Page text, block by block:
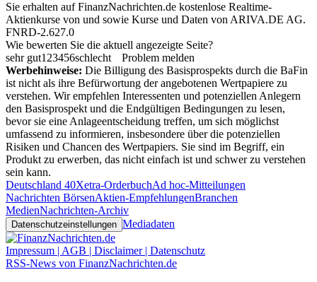
Sie erhalten auf FinanzNachrichten.de kostenlose Realtime-
Aktienkurse von und sowie Kurse und Daten von ARIVA.DE AG.
FNRD-2.627.0
Wie bewerten Sie die aktuell angezeigte Seite?
sehr gut1 23456schlecht
Problem melden
Werbehinweise: Die Billigung des Basisprospekts durch die BaFin
ist nicht als ihre Befürwortung der angebotenen Wertpapiere zu
verstehen. Wir empfehlen Interessenten und potenziellen Anlegern
den Basisprospekt und die Endgültigen Bedingungen zu lesen,
bevor sie eine Anlageentscheidung treffen, um sich möglichst
umfassend zu informieren, insbesondere über die potenziellen
Risiken und Chancen des Wertpapiers. Sie sind im Begriff, ein
Produkt zu erwerben, das nicht einfach ist und schwer zu verstehen
sein kann.
Deutschland 40Xetra-OrderbuchAd hoc-Mitteilungen
Nachrichten BörsenAktien-EmpfehlungenBranchen
MedienNachrichten-Archiv
Datenschutzeinstellungen Mediadaten
Impressum | AGB | Disclaimer | Datenschutz
RSS-News von FinanzNachrichten.de